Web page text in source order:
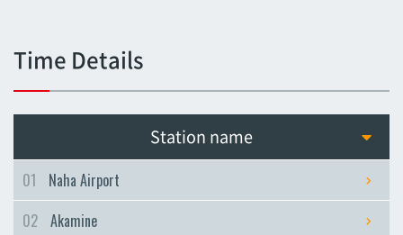
Asahibashi
Prefectural Office
Miebashi
Time Details
Station name
01
Naha Airport
02 Akamine